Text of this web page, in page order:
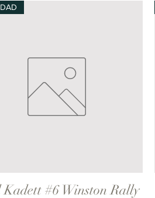
Vista rápida
Kadett #6 Winston Rally